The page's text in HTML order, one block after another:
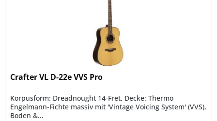
Crafter VL D-22e VVS Pro
Korpusform: Dreadnought 14-Fret, Decke: Thermo
Engelmann-Fichte massiv mit 'Vintage Voicing System' (VVS),
Boden &...